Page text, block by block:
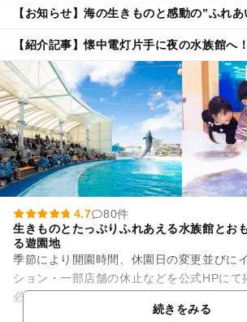
【お知らせ】海の生きものと感動の”ふれ
【紹介記事】懐中電灯片手に夜の水族館へ
4.7
80件
生きものとたっぷりふれあえる水族館とお
る遊園地
季節により開園時間、休園日の変更並びに
ション・一部店舗の休止などを公式HPにて
必ずご確認いただき、ご理解の上、ご来園
続きをみる